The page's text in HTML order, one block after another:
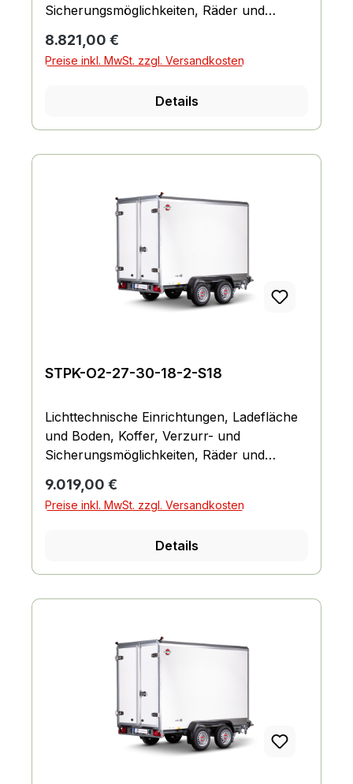
Sicherungsmöglichkeiten, Räder und
Regulärer Preis:
8.821,00 €
Preise inkl. MwSt. zzgl. Versandkosten
Details
STPK-O2-27-30-18-2-S18
Lichttechnische Einrichtungen, Ladefläche
und Boden, Koffer, Verzurr- und
Sicherungsmöglichkeiten, Räder und
Regulärer Preis:
9.019,00 €
Preise inkl. MwSt. zzgl. Versandkosten
Details